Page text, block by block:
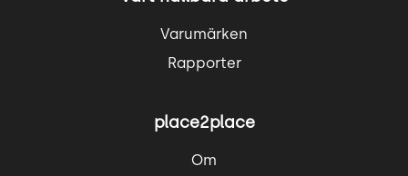
Varumärken
Rapporter
place2place
Om